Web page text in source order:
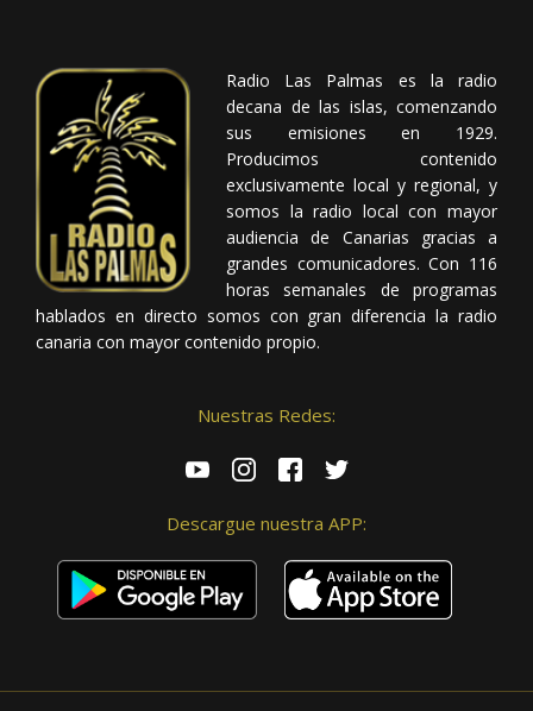
Radio Las Palmas es la radio
decana de las islas, comenzando
sus emisiones en 1929.
Producimos contenido
exclusivamente local y regional, y
somos la radio local con mayor
audiencia de Canarias gracias a
grandes comunicadores. Con 116
horas semanales de programas
hablados en directo somos con gran diferencia la radio
canaria con mayor contenido propio.
Nuestras Redes:
Descargue nuestra APP: